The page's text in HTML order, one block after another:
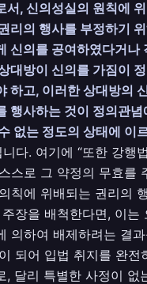
서, 신의성실의 원칙에
리의 행사를 부정하기
신의를 공여하였다거나
대방이 신의를 가짐이
하고, 이러한 상대방의
행사하는 것이 정의관
없는 정도의 상태에 이
니다. 여기에 “또한 강행
스로 그 약정의 무효를
칙에 위배되는 권리의
장을 배척한다면, 이는
의하여 배제하려는 결
되어 입법 취지를 완전
, 달리 특별한 사정이 없